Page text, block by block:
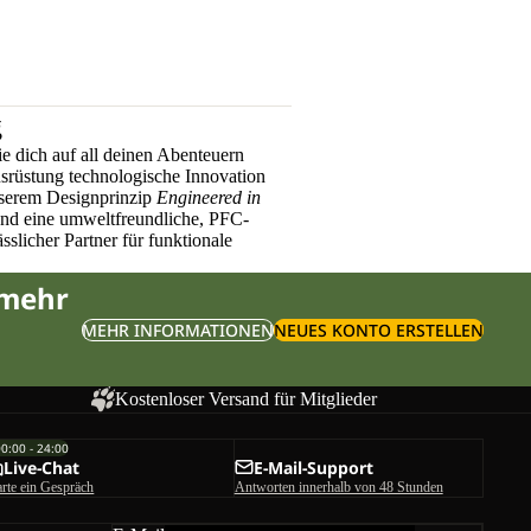
dich auf all deinen Abenteuern
technologische Innovation
Designprinzip Engineered in
eine umweltfreundliche, PFC-
Partner für funktionale
MEHR INFORMATIONENNEUES KONTO ERSTELLEN
Kostenloser Versand für Mitglieder
- 24:00
Live-Chat
ein Gespräch
E-Mail-Support
Antworten innerhalb von 48 Stunden